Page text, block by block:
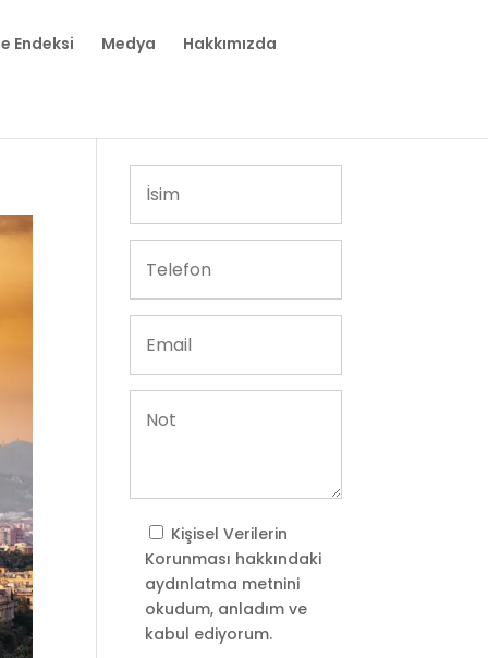
Endeksi Medya Hakkımızda
Kişisel Verilerin
Korunması hakkındaki
aydınlatma metnini
okudum, anladım ve
kabul ediyorum.